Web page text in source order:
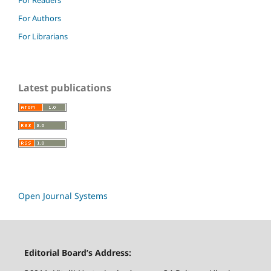
For Authors
For Librarians
Latest publications
Open Journal Systems
Editorial Board’s Address: